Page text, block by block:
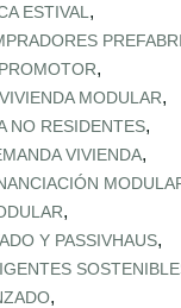
ESTIVAL ,
,
MODULAR,
NO RESIDENTES,
VIVIENDA,
,
Y PASSIVHAUS,
,